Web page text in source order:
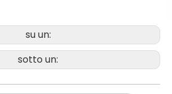
su un:
sotto un: